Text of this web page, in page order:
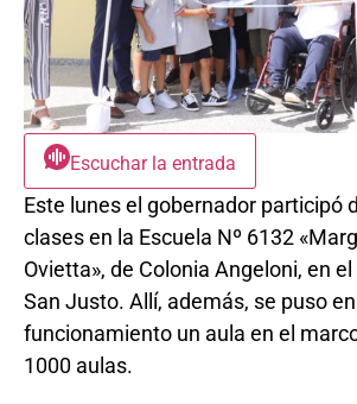
Escuchar la entrada
Este lunes el gobernador participó
clases en la Escuela Nº 6132
Ovietta», de Colonia Angeloni, en
San Justo. Allí, además, se puso en
funcionamiento un aula en el
1000 aulas.